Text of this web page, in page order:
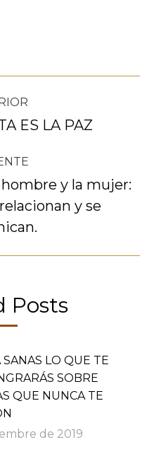
ES LA PAZ
Publicación
y la mujer:
y se
Posts
LO QUE TE
SOBRE
QUE NUNCA TE
de 2019